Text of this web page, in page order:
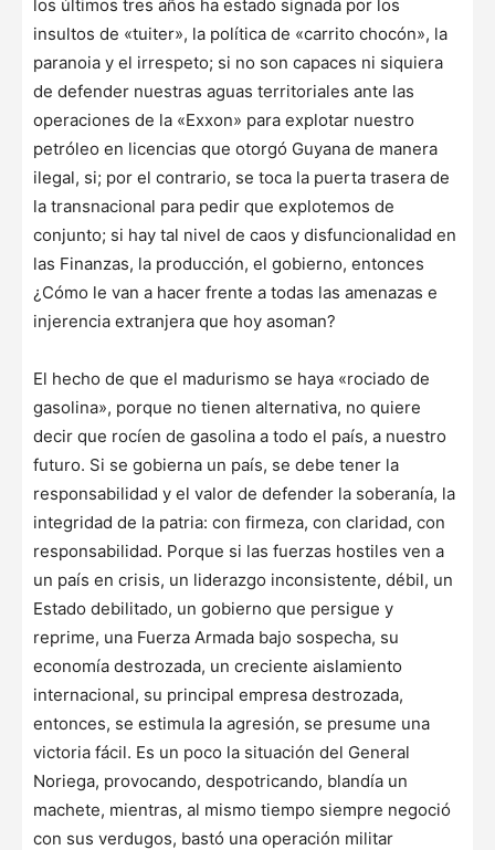
los últimos tres años ha estado signada por los
insultos de «tuiter», la política de «carrito chocón», la
paranoia y el irrespeto; si no son capaces ni siquiera
de defender nuestras aguas territoriales ante las
operaciones de la «Exxon» para explotar nuestro
petróleo en licencias que otorgó Guyana de manera
ilegal, si; por el contrario, se toca la puerta trasera de
la transnacional para pedir que explotemos de
conjunto; si hay tal nivel de caos y disfuncionalidad en
las Finanzas, la producción, el gobierno, entonces
¿Cómo le van a hacer frente a todas las amenazas e
injerencia extranjera que hoy asoman?
El hecho de que el madurismo se haya «rociado de
gasolina», porque no tienen alternativa, no quiere
decir que rocíen de gasolina a todo el país, a nuestro
futuro. Si se gobierna un país, se debe tener la
responsabilidad y el valor de defender la soberanía, la
integridad de la patria: con firmeza, con claridad, con
responsabilidad. Porque si las fuerzas hostiles ven a
un país en crisis, un liderazgo inconsistente, débil, un
Estado debilitado, un gobierno que persigue y
reprime, una Fuerza Armada bajo sospecha, su
economía destrozada, un creciente aislamiento
internacional, su principal empresa destrozada,
entonces, se estimula la agresión, se presume una
victoria fácil. Es un poco la situación del General
Noriega, provocando, despotricando, blandía un
machete, mientras, al mismo tiempo siempre negoció
con sus verdugos, bastó una operación militar